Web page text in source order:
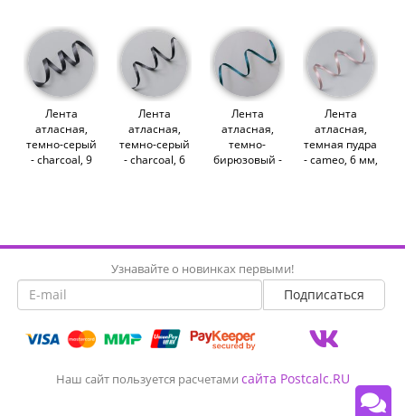
Лента
атласная,
темно-серый
- charcoal, 9
Лента
атласная,
темно-серый
- charcoal, 6
Лента
атласная,
темно-
бирюзовый -
Лента
атласная,
темная пудра
- cameo, 6 мм,
Узнавайте о новинках первыми!
Наш сайт пользуется расчетами сайта Postcalc.RU